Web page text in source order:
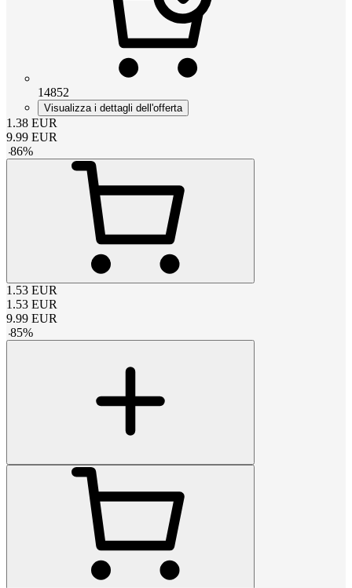
14852
Visualizza i dettagli dell'offerta
1.38 EUR
9.99 EUR
-86%
1.53 EUR
1.53 EUR
9.99 EUR
-85%